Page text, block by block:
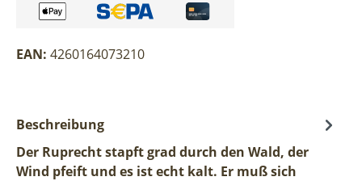
EAN: 4260164073210
Beschreibung
Der Ruprecht stapft grad durch den Wald, der
Wind pfeift und es ist echt kalt. Er muß sich